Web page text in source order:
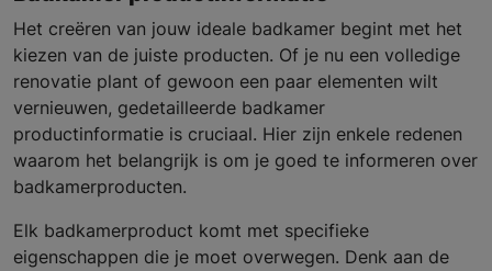
Het creëren van jouw ideale badkamer begint met het
kiezen van de juiste producten. Of je nu een volledige
renovatie plant of gewoon een paar elementen wilt
vernieuwen, gedetailleerde badkamer
productinformatie is cruciaal. Hier zijn enkele redenen
waarom het belangrijk is om je goed te informeren over
badkamerproducten.
Elk badkamerproduct komt met specifieke
eigenschappen die je moet overwegen. Denk aan de